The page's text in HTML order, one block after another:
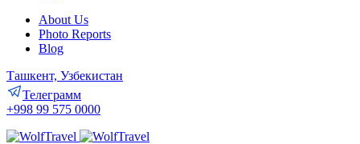
About Us
Photo Reports
Blog
Ташкент, Узбекистан
Телеграмм
+998 99 575 0000